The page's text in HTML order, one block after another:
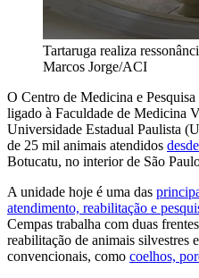
Tartaruga realiza
Marcos Jorge/ACI
O Centro de Medicina e
ligado à Faculdade de Medicina
Universidade Estadual Paulista
de 25 mil animais atendidos
Botucatu, no interior de São
A unidade hoje é uma das
atendimento, reabilitação e
Cempas trabalha com duas
reabilitação de animais silvestres
convencionais, como coelhos,